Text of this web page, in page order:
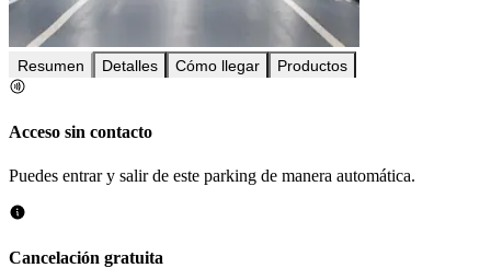
Resumen Detalles Cómo llegar Productos
Acceso sin contacto
Puedes entrar y salir de este parking de manera automática.
Cancelación gratuita